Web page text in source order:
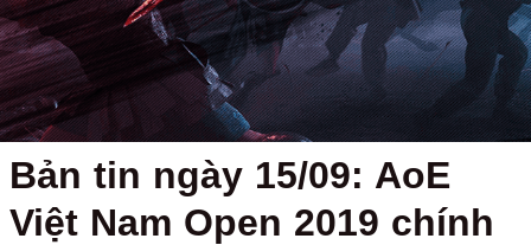
Bản tin ngày 15/09: AoE
Việt Nam Open 2019 chính